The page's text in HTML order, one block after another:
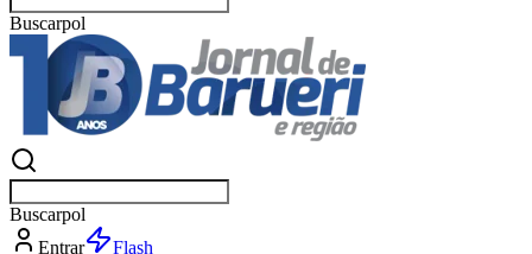
Buscarnotíc
Buscarnotíc
Entrar
Explorar